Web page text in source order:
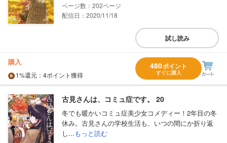
202
配信日：2020/11/18
試し読み
購入
1%還元 ：4ポイント獲得
480ポイント
すぐに購入
古見さんは、コミュ症です。 20
冬でも暖かいコミュ症美少女コメディー！2年目の冬
休み。古見さんの学校生活も、いつの間にか折り返
し...もっと読む